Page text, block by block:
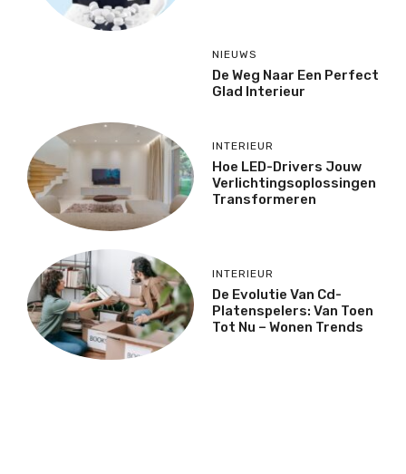
NIEUWS
De Weg Naar Een Perfect
Glad Interieur
INTERIEUR
Hoe LED-Drivers Jouw
Verlichtingsoplossingen
Transformeren
INTERIEUR
De Evolutie Van Cd-
Platenspelers: Van Toen
Tot Nu – Wonen Trends